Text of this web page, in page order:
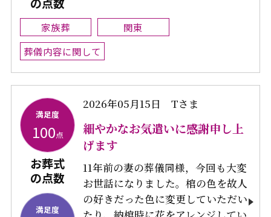
家族葬
関東
葬儀内容に関して
満足度
100点
お葬式
の点数
満足度
2026年05月15日 Tさま
細やかなお気遣いに感謝申し上
げます
11年前の妻の葬儀同様，今回も大変
お世話になりました。棺の色を故人
の好きだった色に変更していただい